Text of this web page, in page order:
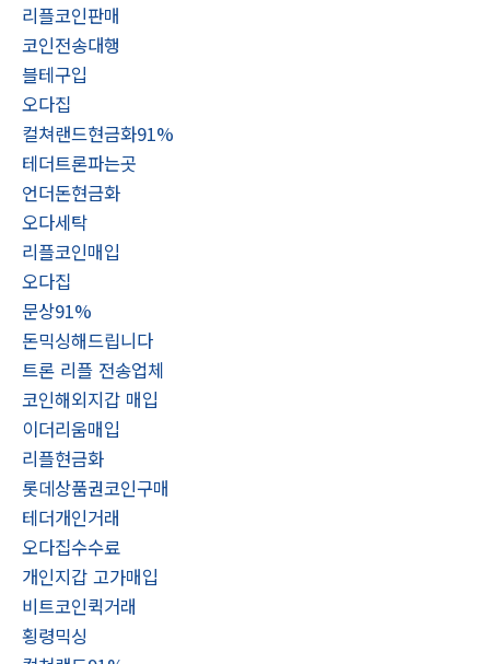
리플코인판매
코인전송대행
블테구입
오다집
컬쳐랜드현금화91%
테더트론파는곳
언더돈현금화
오다세탁
리플코인매입
오다집
문상91%
돈믹싱해드립니다
트론 리플 전송업체
코인해외지갑 매입
이더리움매입
리플현금화
롯데상품권코인구매
테더개인거래
오다집수수료
개인지갑 고가매입
비트코인퀵거래
횡령믹싱